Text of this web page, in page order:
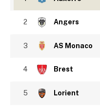
2 Angers
3 AS Monaco
4 Brest
5 Lorient